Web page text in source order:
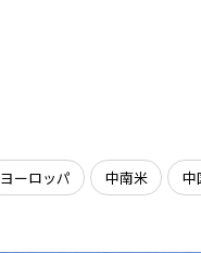
ヨーロッパ 中南米 中